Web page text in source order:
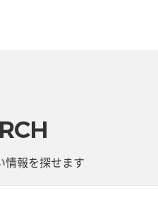
情報を探せます